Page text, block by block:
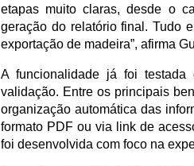
etapas muito claras, desde o
geração do relatório final. Tudo
exportação de madeira”, afirma
A funcionalidade já foi
validação. Entre os principais
organização automática das
formato PDF ou via link de
foi desenvolvida com foco na